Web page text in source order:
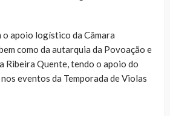
apoio logístico da Câmara
como da autarquia da Povoação e
Ribeira Quente, tendo o apoio do
eventos da Temporada de Violas